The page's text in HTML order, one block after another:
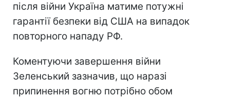
після війни Україна матиме потужні
гарантії безпеки від США на випадок
повторного нападу РФ.
Коментуючи завершення війни
Зеленський зазначив, що наразі
припинення вогню потрібно обом